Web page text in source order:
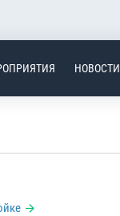
НОВОСТИ